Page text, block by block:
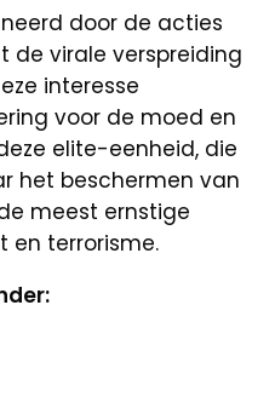
door de acties
de virale verspreiding
interesse
voor de moed en
elite-eenheid, die
het beschermen van
meest ernstige
en terrorisme.